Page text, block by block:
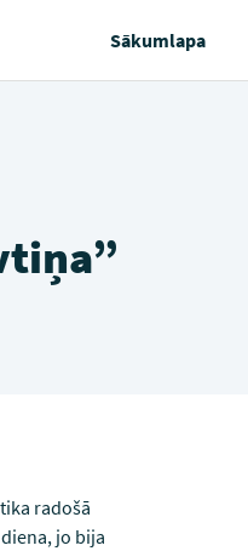
Sākumlapa
radošā
jo bija